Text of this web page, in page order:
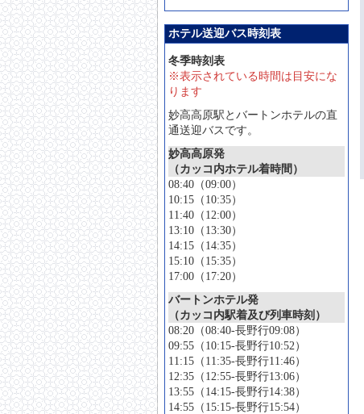
ホテル送迎バス時刻表
冬季時刻表
※表示されている時間は目安にな
ります
妙高高原駅とバートンホテルの直
通送迎バスです。
妙高高原発
（カッコ内ホテル着時間）
08:40（09:00）
10:15（10:35）
11:40（12:00）
13:10（13:30）
14:15（14:35）
15:10（15:35）
17:00（17:20）
バートンホテル発
（カッコ内駅着及び列車時刻）
08:20（08:40-長野行09:08）
09:55（10:15-長野行10:52）
11:15（11:35-長野行11:46）
12:35（12:55-長野行13:06）
13:55（14:15-長野行14:38）
14:55（15:15-長野行15:54）